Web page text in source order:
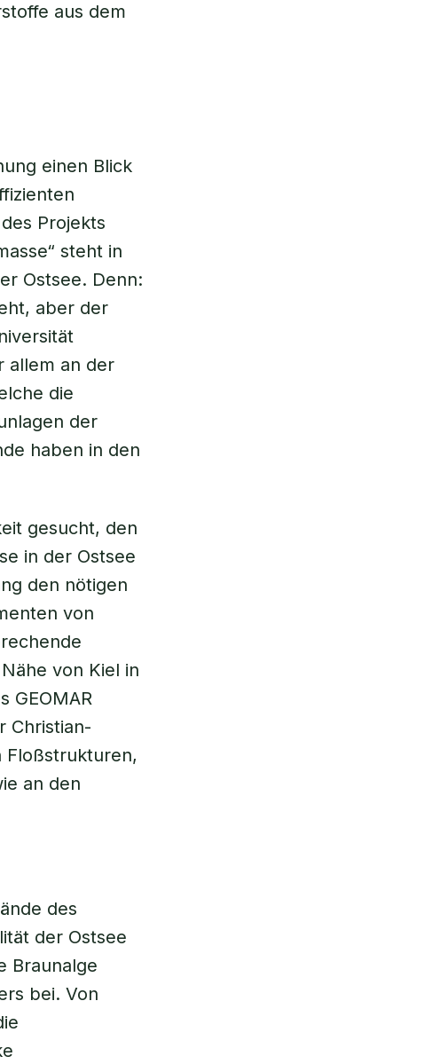
aus dem
einen Blick
Projekts
steht in
Ostsee. Denn:
aber der
allem an der
die
der
haben in den
gesucht, den
in der Ostsee
den nötigen
von
von Kiel in
GEOMAR
Christian-
Floßstrukturen,
an den
des
der Ostsee
Braunalge
bei. Von